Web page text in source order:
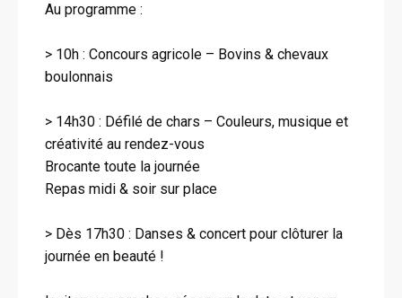
Au programme :
> 10h : Concours agricole – Bovins & chevaux
boulonnais
> 14h30 : Défilé de chars – Couleurs, musique et
créativité au rendez-vous
Brocante toute la journée
Repas midi & soir sur place
> Dès 17h30 : Danses & concert pour clôturer la
journée en beauté !